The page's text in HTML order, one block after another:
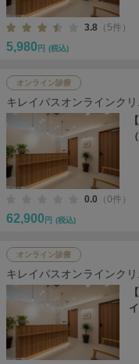
3.8 （5件）
5,980 円 (税込)
オンライン診療
キレイパスオンラインクリ
0.0 （0件）
62,900 円 (税込)
オンライン診療
キレイパスオンラインクリ